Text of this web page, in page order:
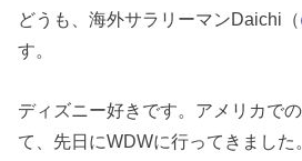
どうも、海外サラリーマンDaichi（
す。
ディズニー好きです。アメリカで
て、先日にWDWに行ってきました